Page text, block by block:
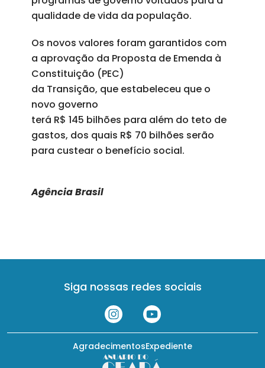
qualidade de vida da população.
Os novos valores foram garantidos com
a aprovação da Proposta de Emenda à
Constituição (PEC)
da Transição, que estabeleceu que o
novo governo
terá R$ 145 bilhões para além do teto de
gastos, dos quais R$ 70 bilhões serão
para custear o benefício social.
Agência Brasil
Siga nossas redes sociais
Expediente
Agradecimentos